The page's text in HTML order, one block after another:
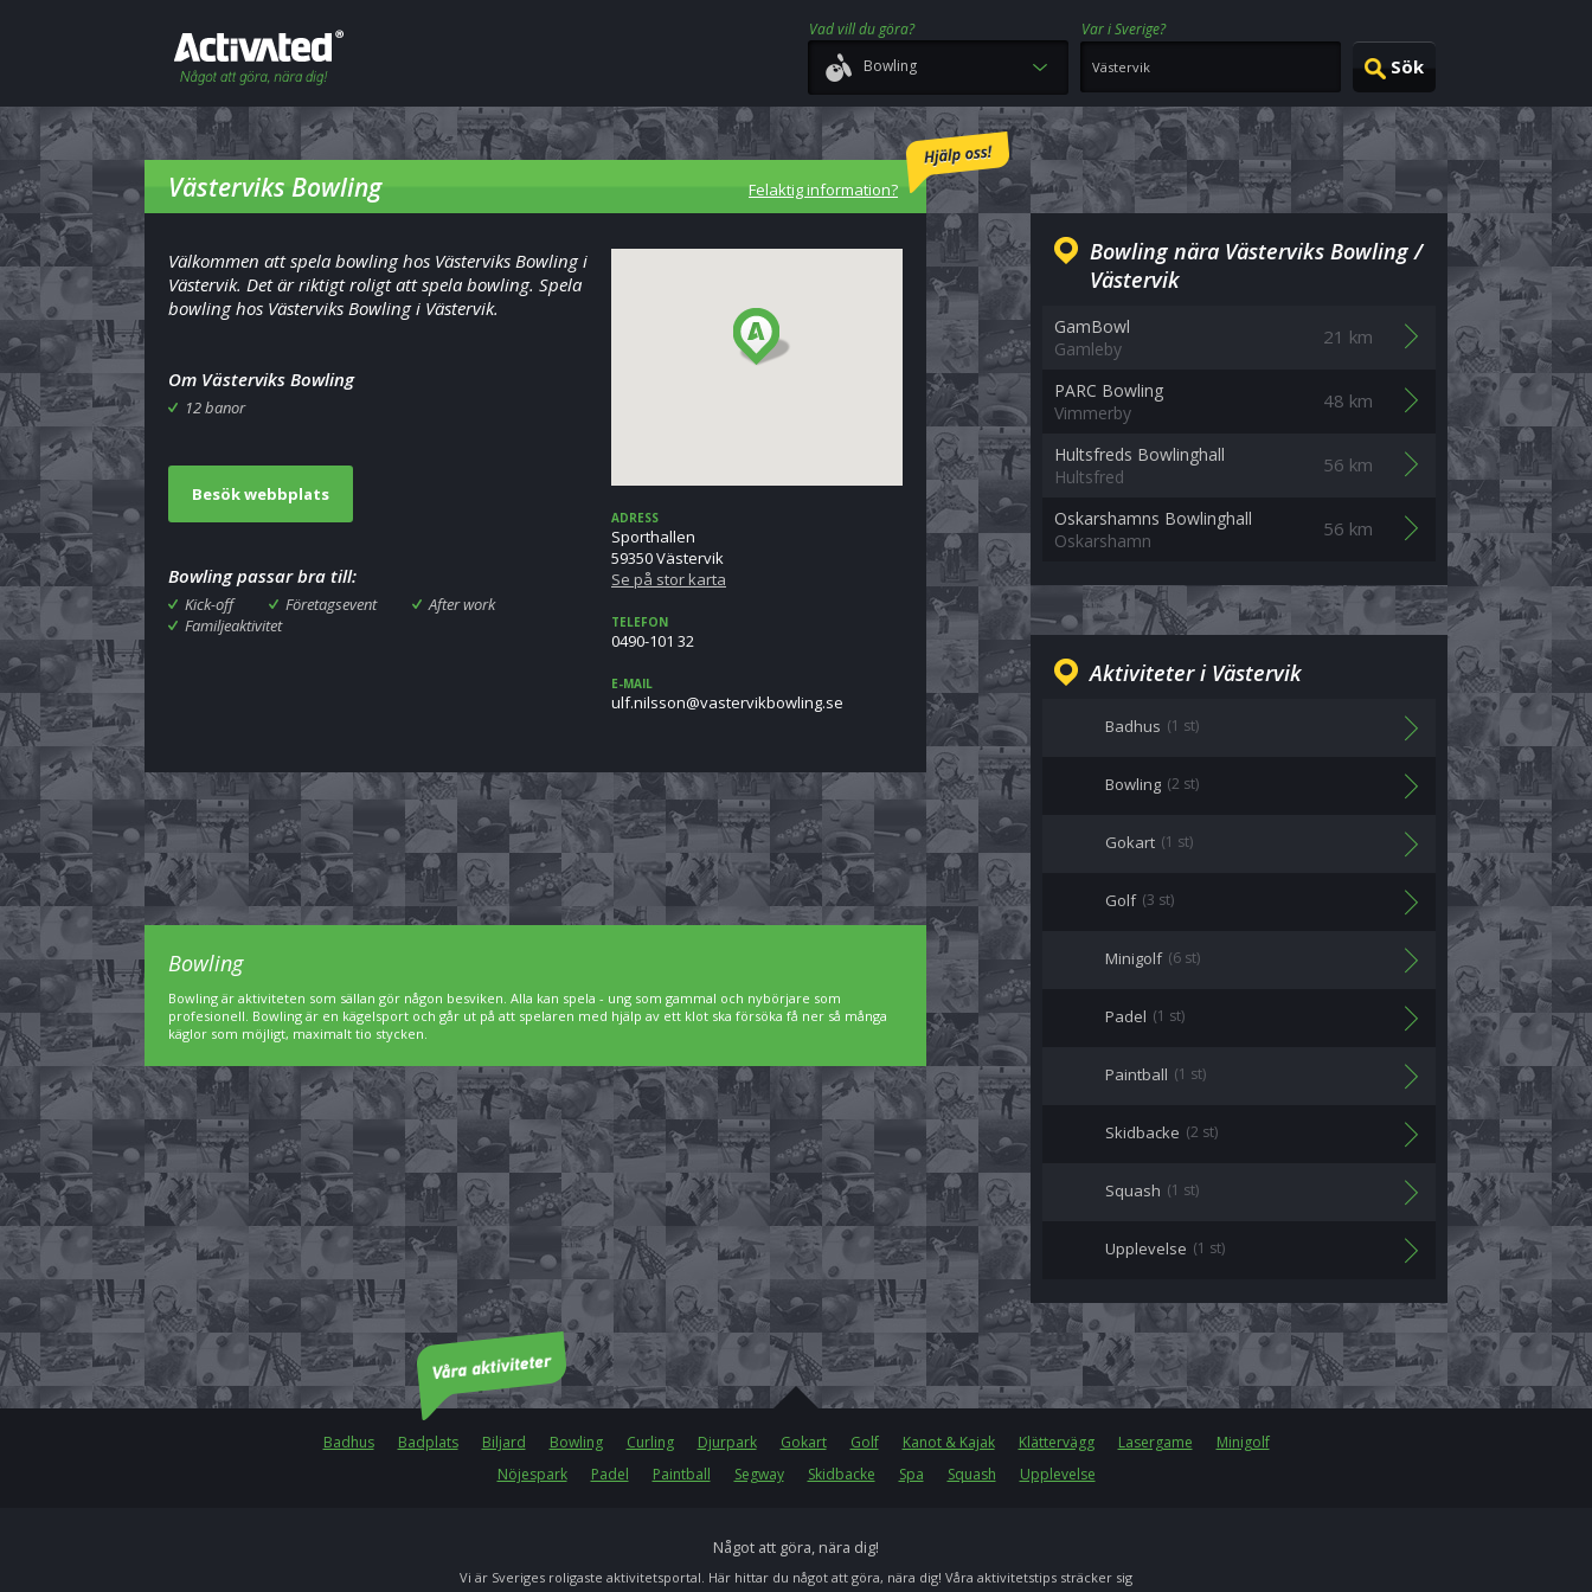
Vad vill du göra?
Var i Sverige?
Bowling
Västerviks Bowling Felaktig information?
Välkommen att spela bowling hos Västerviks Bowling i
Västervik. Det är riktigt roligt att spela bowling. Spela
bowling hos Västerviks Bowling i Västervik.
Om Västerviks Bowling
12 banor
Besök webbplats
Bowling passar bra till:
Kick-off Företagsevent
After work
Familjeaktivitet
ADRESS
Sporthallen
59350 Västervik
Se på stor karta
TELEFON
0490-101 32
E-MAIL
es.gnilwobkivretsav@nosslin.flu
Bowling nära Västerviks Bowling /
Västervik
GamBowl
Gamleby
21 km
PARC Bowling
Vimmerby
48 km
Hultsfreds Bowlinghall
Hultsfred
56 km
Oskarshamns Bowlinghall
Oskarshamn
56 km
Aktiviteter i Västervik
Badhus (1 st)
Bowling (2 st)
Gokart (1 st)
Golf (3 st)
Minigolf (6 st)
Padel (1 st)
Paintball (1 st)
Skidbacke (2 st)
Squash (1 st)
Upplevelse (1 st)
Bowling
Bowling är aktiviteten som sällan gör någon besviken. Alla kan spela - ung som gammal och nybörjare som
profesionell. Bowling är en kägelsport och går ut på att spelaren med hjälp av ett klot ska försöka få ner så många
käglor som möjligt, maximalt tio stycken.
Badhus Badplats Biljard Bowling Curling Djurpark Gokart Golf Kanot & Kajak Klättervägg Lasergame
Minigolf
Nöjespark
Padel Paintball Segway Skidbacke Spa Squash Upplevelse
Något att göra, nära dig!
Vi är Sveriges roligaste aktivitetsportal. Här hittar du något att göra, nära dig! Våra aktivitetstips sträcker sig